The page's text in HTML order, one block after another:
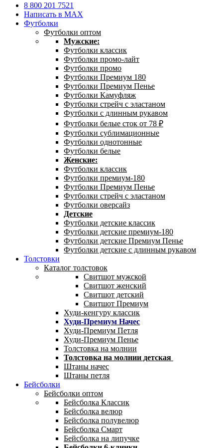
8 800 201 7521
Написать в MAX
Футболки
Футболки оптом
Мужские:
Футболки классик
Футболки промо-лайт
Футболки промо
Футболки Премиум 180
Футболки Премиум Пенье
Футболки Камуфляж
Футболки стрейч с эластаном
Футболки с длинным рукавом
Футболки белые сток от 78 ₽
Футболки сублимационные
Футболки однотонные
Футболки белые
Женские:
Футболки классик
Футболки премиум-180
Футболки Премиум Пенье
Футболки стрейч с эластаном
Футболки оверсайз
Детские
Футболки детские классик
Футболки детские премиум-180
Футболки детские Премиум Пенье
Футболки детские с длинным рукавом
Толстовки
Каталог толстовок
Свитшот мужской
Свитшот женский
Свитшот детский
Свитшот Премиум
Худи-кенгуру классик
Худи-Премиум Начес
Худи-Премиум Петля
Худи-Премиум Пенье
Толстовка на молнии
Толстовка на молнии детская
Штаны начес
Штаны петля
Бейсболки
Бейсболки оптом
Бейсболка Классик
Бейсболка велюр
Бейсболка полувелюр
Бейсболка Смарт
Бейсболка на липучке